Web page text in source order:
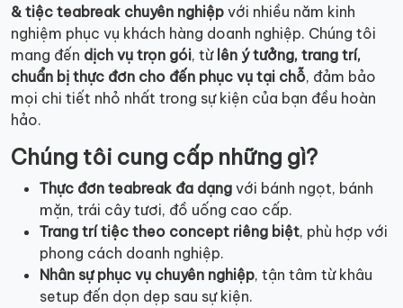
& tiệc teabreak chuyên nghiệp với nhiều năm kinh
nghiệm phục vụ khách hàng doanh nghiệp. Chúng tôi
mang đến dịch vụ trọn gói, từ lên ý tưởng, trang trí,
chuẩn bị thực đơn cho đến phục vụ tại chỗ, đảm bảo
mọi chi tiết nhỏ nhất trong sự kiện của bạn đều hoàn
hảo.
Chúng tôi cung cấp những gì?
Thực đơn teabreak đa dạng với bánh ngọt, bánh
mặn, trái cây tươi, đồ uống cao cấp.
Trang trí tiệc theo concept riêng biệt, phù hợp với
phong cách doanh nghiệp.
Nhân sự phục vụ chuyên nghiệp, tận tâm từ khâu
setup đến dọn dẹp sau sự kiện.